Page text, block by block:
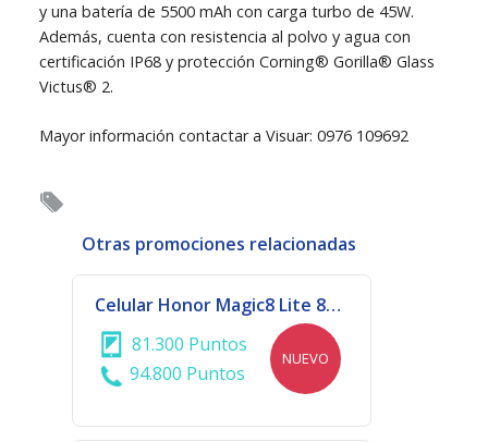
y una batería de 5500 mAh con carga turbo de 45W.
Además, cuenta con resistencia al polvo y agua con
certificación IP68 y protección Corning® Gorilla® Glass
Victus® 2.
Mayor información contactar a Visuar: 0976 109692
Otras promociones relacionadas
Celular Honor Magic8 Lite 8GB+256GB
81.300 Puntos
94.800 Puntos
NUEVO